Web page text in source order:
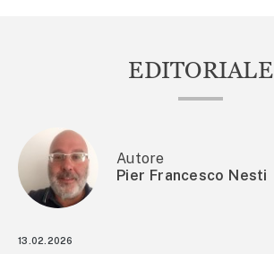
EDITORIALE
Autore
Pier Francesco Nesti
13.02.2026